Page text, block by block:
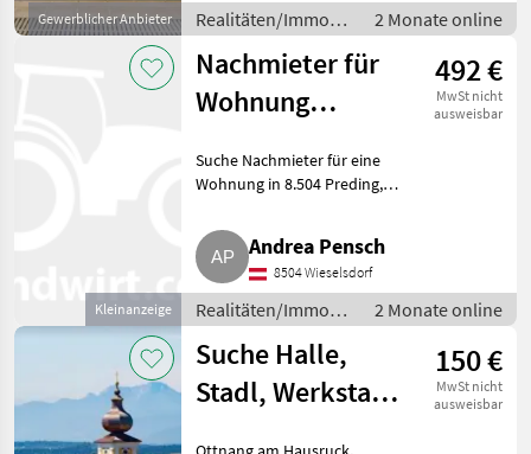
Gewerblicher Anbieter
Entwicklungsportfolio in
Montenegro u
Realitäten/Immobilien
/ Sonstige
Immobilien
2 Monate online
Kleinanzeige
Nachmieter für
Wohnung
492 €
MwSt nicht
ausweisbar
Suche Nachmieter für eine
Wohnung in 8.504 Preding,
Erdgeschosswohnung mit 31
m², Fußbodenheizung. Miete
inkl. MwSt. und Heizung 492, -.
Kaution 1.476, -
Andrea Pensch
8504 Wieselsdorf
Realitäten/Immobilien
/ Sonstige
Immobilien
2 Monate online
Suche Halle,
Stadl, Werkstatt,
150 €
MwSt nicht
ausweisbar